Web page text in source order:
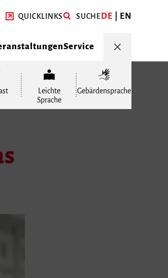
QUICKLINKS SUCHEDE EN
Service
Leichte
Sprache
Gebärdensprache